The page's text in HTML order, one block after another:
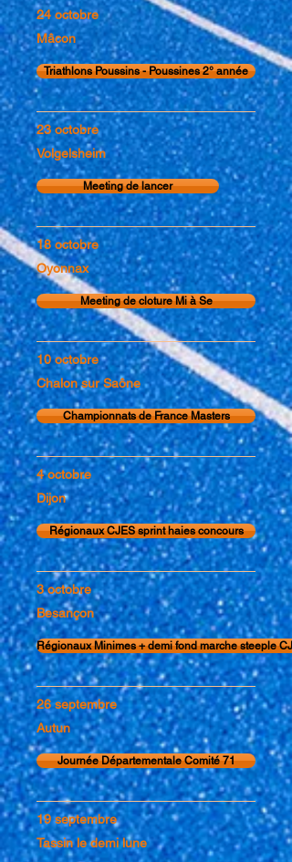
24 octobre
Mâcon
Triathlons Poussins - Poussines 2° année
23 octobre
Volgelsheim
Meeting de lancer
18 octobre
Oyonnax
Meeting de cloture Mi à Se
10 octobre
Chalon sur Saône
Championnats de France Masters
4 octobre
Dijon
Régionaux CJES sprint haies concours
3 octobre
Besançon
Régionaux Minimes + demi fond marche steeple
26 septembre
Autun
Journée Départementale Comité 71
19 septembre
Tassin le demi lune